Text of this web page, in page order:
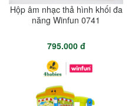
Hộp âm nhạc thả hình khối đa
năng Winfun 0741
795.000 đ